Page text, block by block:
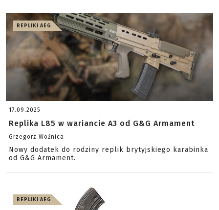
REPLIKI AEG
17.09.2025
Replika L85 w wariancie A3 od G&G Armament
Grzegorz Woźnica
Nowy dodatek do rodziny replik brytyjskiego karabinka
od G&G Armament.
REPLIKI AEG